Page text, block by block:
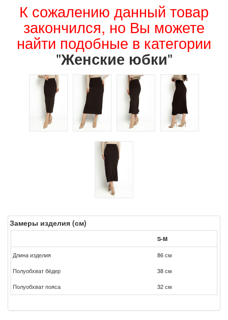
К сожалению данный товар
закончился, но Вы можете
найти подобные в категории
"Женские юбки"
Замеры изделия (см)
S-M
Длина изделия
86 см
Полуобхват бёдер
38 см
Полуобхват пояса
32 см